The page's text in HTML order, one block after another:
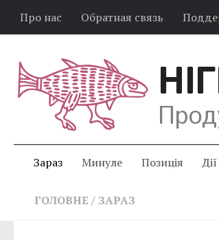
Про нас Обратная связь
Зараз Минуле Позиція Дії
ГОЛОВНЕ / ЗАРАЗ